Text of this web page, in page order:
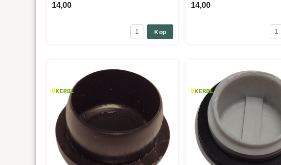
14,00
Köp
14,00